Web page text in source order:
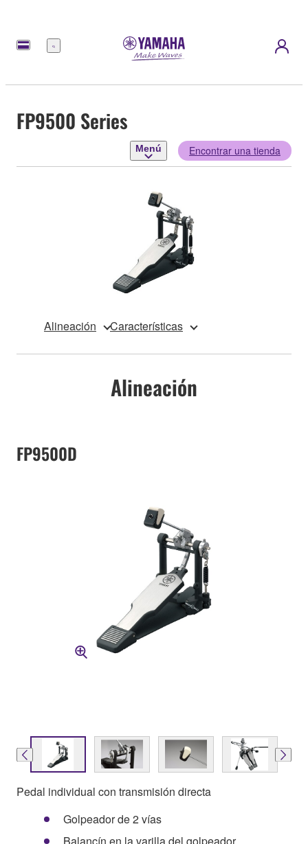
Menú
FP9500 Series
Menú Encontrar una tienda
Alineación Características
Alineación
FP9500D
Pedal individual con transmisión directa
Golpeador de 2 vías